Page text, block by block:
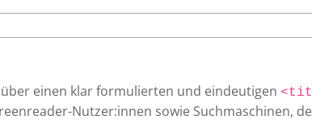
einen klar formulierten und eindeutigen
Nutzer:innen sowie Suchmaschinen,